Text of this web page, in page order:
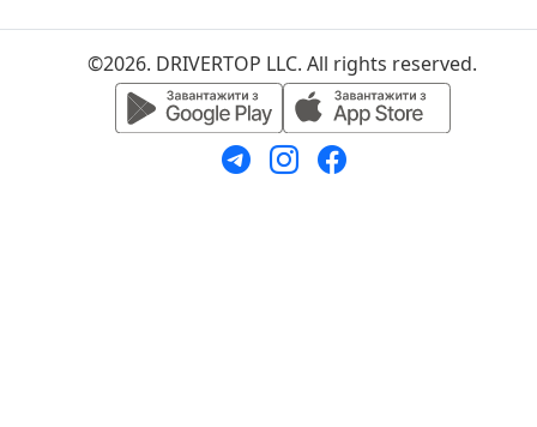
©2026. DRIVERTOP LLC. All rights reserved.